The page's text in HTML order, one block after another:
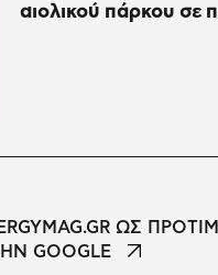
αιολικού πάρκου σε
ΩΣ
GOOGLE